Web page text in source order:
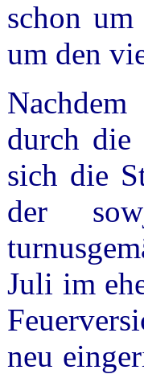
schon
um den
durch die
sich die
der
Juli im
neu